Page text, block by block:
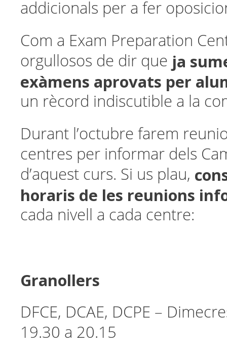
addicionals per a fer
Com a Exam Preparation
orgullosos de dir que ja
exàmens aprovats per
un rècord indiscutible a la
Durant l’octubre farem
centres per informar dels
d’aquest curs. Si us plau,
horaris de les reunions
cada nivell a cada centre:
Granollers
DFCE, DCAE, DCPE –
19.30 a 20.15